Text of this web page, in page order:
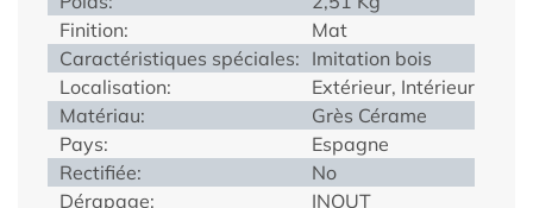
Finition:
Mat
Caractéristiques spéciales: Imitation bois
Localisation:
Extérieur, Intérieur
Matériau:
Grès Cérame
Pays:
Espagne
Rectifiée:
No
Dérapage:
INOUT